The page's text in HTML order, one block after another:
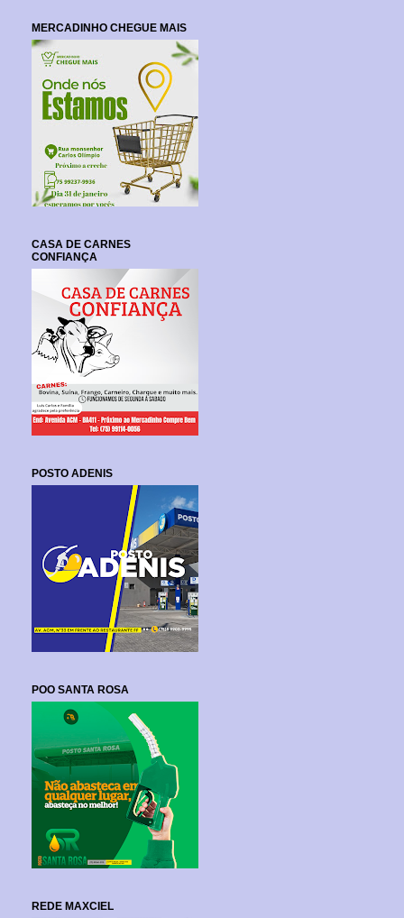
MERCADINHO CHEGUE MAIS
CASA DE CARNES
CONFIANÇA
POSTO ADENIS
POO SANTA ROSA
REDE MAXCIEL